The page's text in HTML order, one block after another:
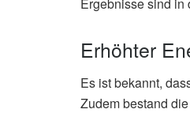
Ergebnisse sind in
Erhöhter
Es ist bekannt,
Zudem bestand